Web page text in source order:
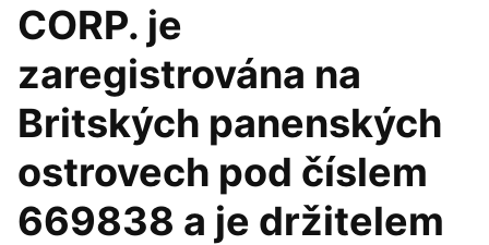
CORP. je
zaregistrována na
Britských panenských
ostrovech pod číslem
669838 a je držitelem